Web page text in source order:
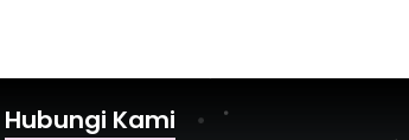
Hubungi Kami